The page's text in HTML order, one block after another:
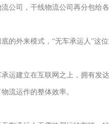
流公司，干线物流公司再分包给
的外来模式，“无车承运人”这
运建立在互联网之上，拥有发
流运作的整体效率。